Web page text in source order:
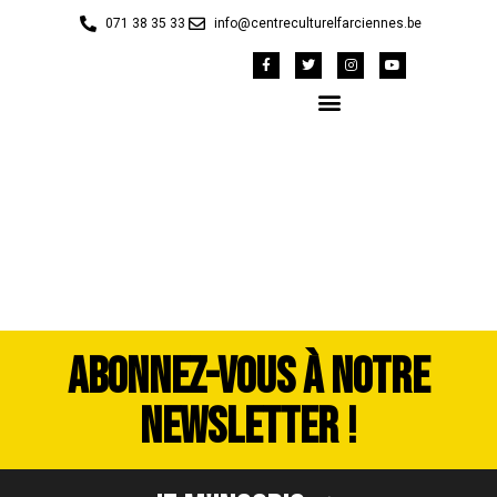
071 38 35 33 info@centreculturelfarciennes.be
ABONNEZ-VOUS À NOTRE
NEWSLETTER !